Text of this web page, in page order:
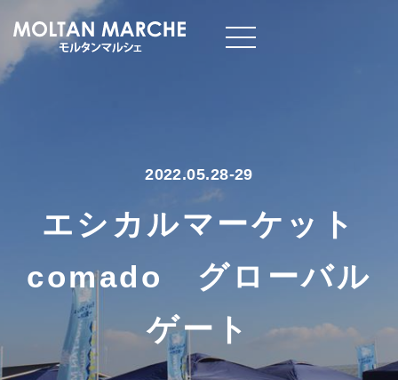
2022.05.28-29
エシカルマーケット
comado グローバル
ゲート